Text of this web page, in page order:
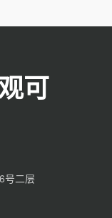
可
号二层